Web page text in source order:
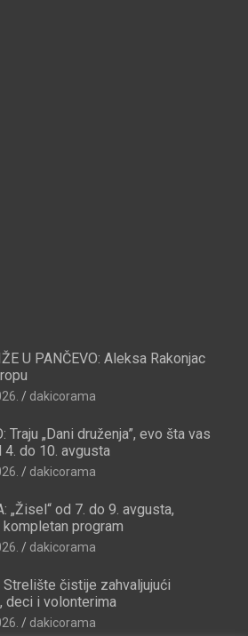
U PANČEVO: Aleksa Rakonjac
dakicorama
Traju „Dani druženja”, evo šta vas
4. do 10. avgusta
dakicorama
„Žisel“ od 7. do 9. avgusta,
program
dakicorama
Strelište čistije zahvaljujući
deci i volonterima
dakicorama